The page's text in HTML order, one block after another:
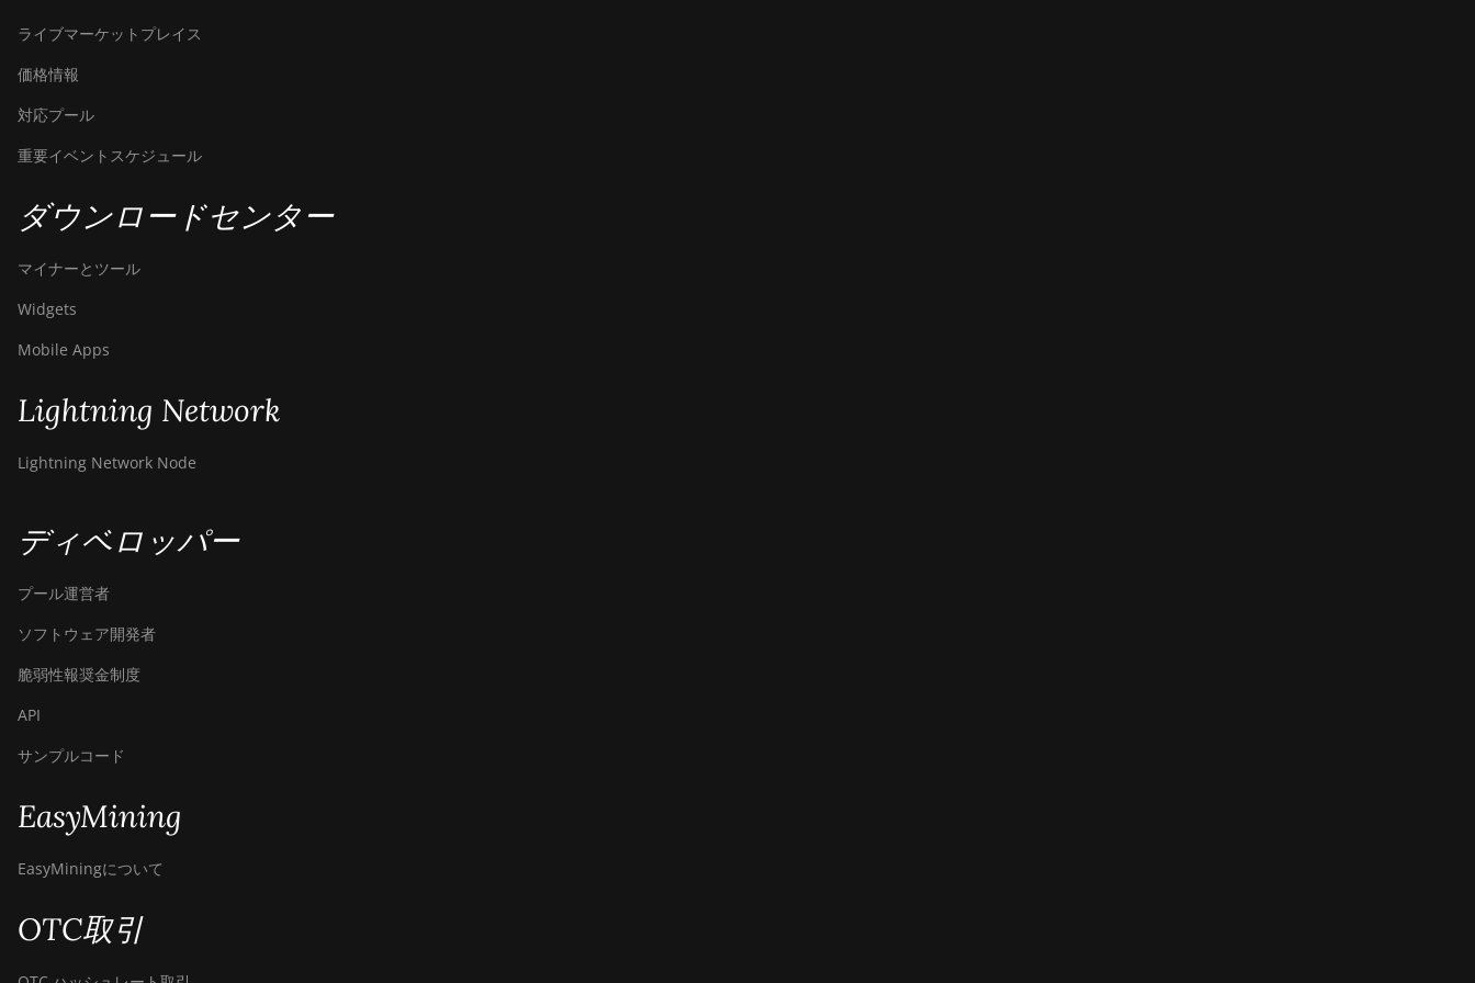
ライブマーケットプレイス
価格情報
対応プール
重要イベントスケジュール
ダウンロードセンター
マイナーとツール
Widgets
Mobile Apps
Lightning Network
Lightning Network Node
ディベロッパー
プール運営者
ソフトウェア開発者
脆弱性報奨金制度
API
サンプルコード
EasyMining
EasyMiningについて
OTC取引